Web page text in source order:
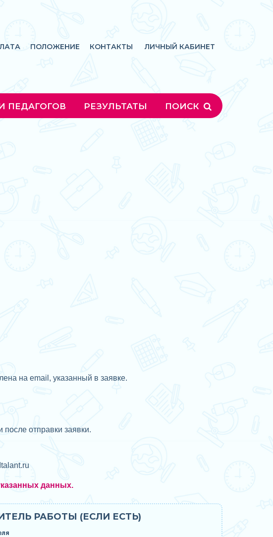
ПОЛОЖЕНИЕ КОНТАКТЫ ЛИЧНЫЙ КАБИНЕТ
ПЕДАГОГОВ РЕЗУЛЬТАТЫ ПОИСК
на email, указанный в заявке.
отправки заявки.
данных.
РАБОТЫ (ЕСЛИ ЕСТЬ)